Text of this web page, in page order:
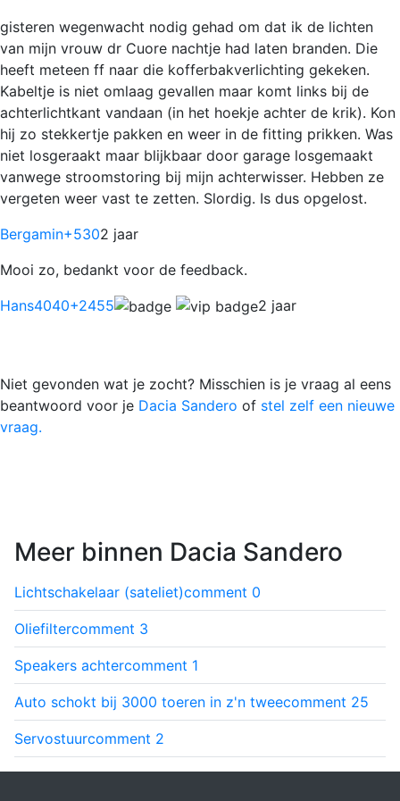
gisteren wegenwacht nodig gehad om dat ik de lichten
van mijn vrouw dr Cuore nachtje had laten branden. Die
heeft meteen ff naar die kofferbakverlichting gekeken.
Kabeltje is niet omlaag gevallen maar komt links bij de
achterlichtkant vandaan (in het hoekje achter de krik). Kon
hij zo stekkertje pakken en weer in de fitting prikken. Was
niet losgeraakt maar blijkbaar door garage losgemaakt
vanwege stroomstoring bij mijn achterwisser. Hebben ze
vergeten weer vast te zetten. Slordig. Is dus opgelost.
Bergamin+5302 jaar
Mooi zo, bedankt voor de feedback.
Hans4040+2455 2 jaar
Niet gevonden wat je zocht? Misschien is je vraag al eens
beantwoord voor je Dacia Sandero of stel zelf een nieuwe
vraag.
Meer binnen Dacia Sandero
Lichtschakelaar (sateliet)comment 0
Oliefiltercomment 3
Speakers achtercomment 1
Auto schokt bij 3000 toeren in z'n tweecomment 25
Servostuurcomment 2